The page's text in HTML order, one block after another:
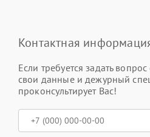
Контактная
Если требуется задать вопрос
свои данные и дежурный
проконсультирует Вас!